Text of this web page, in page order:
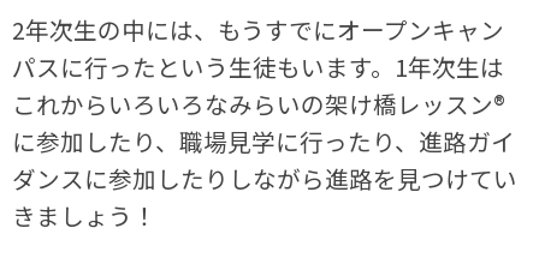
2年次生の中には、もうすでにオープンキャン
パスに行ったという生徒もいます。1年次生は
これからいろいろなみらいの架け橋レッスン®
に参加したり、職場見学に行ったり、進路ガイ
ダンスに参加したりしながら進路を見つけてい
きましょう！